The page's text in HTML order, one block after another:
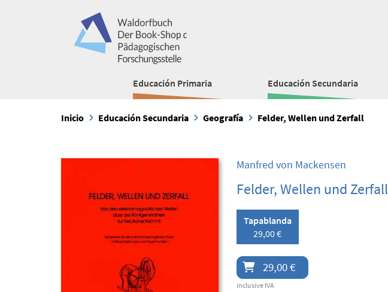
Educación Primaria Educación Secundaria
Inicio Educación Secundaria Geografía Felder, Wellen und Zerfall
Manfred von Mackensen
Felder, Wellen und Zerfall
Tapablanda
29,00 €
29,00 €
inclusive IVA